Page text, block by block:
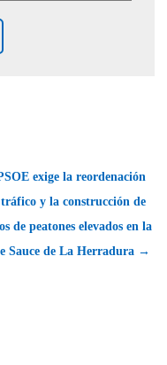
exige la reordenación
y la construcción de
de peatones elevados en la
Sauce de La Herradura →